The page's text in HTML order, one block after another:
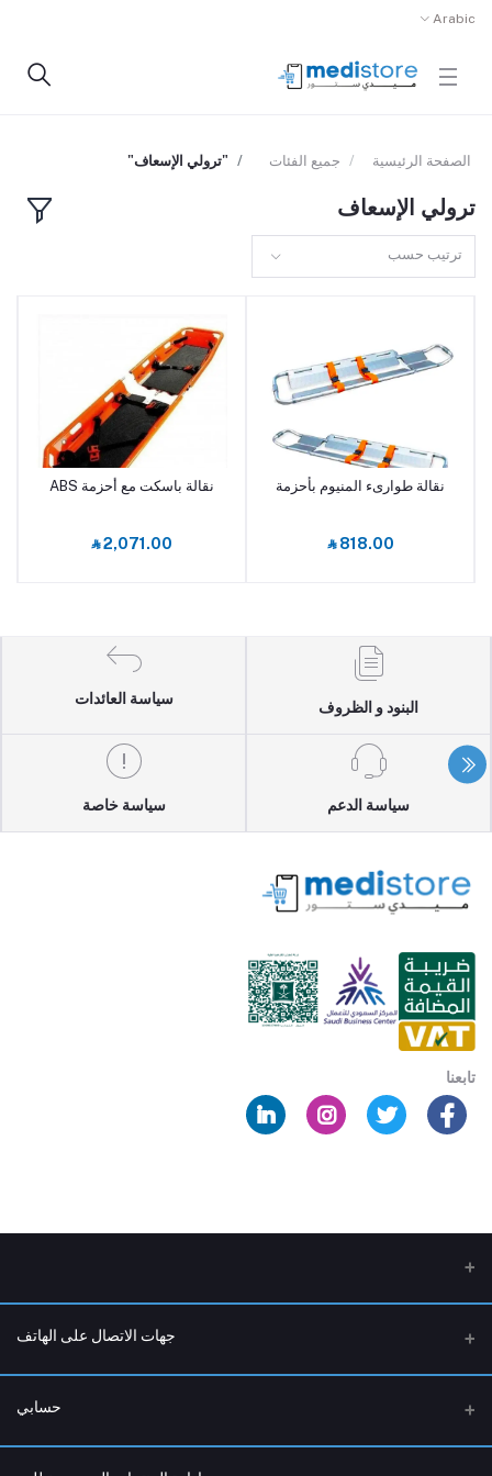
Arabic
الصفحة الرئيسية جميع الفئات "ترولي الإسعاف"
ترولي الإسعاف
ترتيب حسب
أضف إلى السلة
نقالة طوارىء المنيوم بأحزمة
‎⃁ 818.00
أضف إلى السلة
نقالة باسكت مع أحزمة ABS
‎⃁ 2,071.00
البنود و الظروف
سياسة العائدات
سياسة الدعم سياسة خاصة
تابعنا
جهات الاتصال على الهاتف
عنوان
حسابي